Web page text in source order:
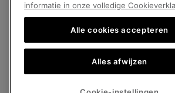
Veelgestelde vragen
België (Nederlands) | English ›| français ›
informatie in onze volledige
Alle cookies accepteren
Alles afwijzen